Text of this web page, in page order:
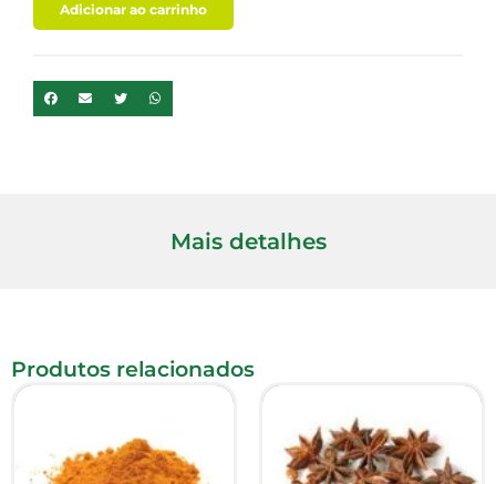
Adicionar ao carrinho
Mais detalhes
Produtos relacionados